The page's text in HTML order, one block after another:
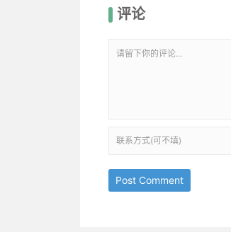
评论
Post Comment